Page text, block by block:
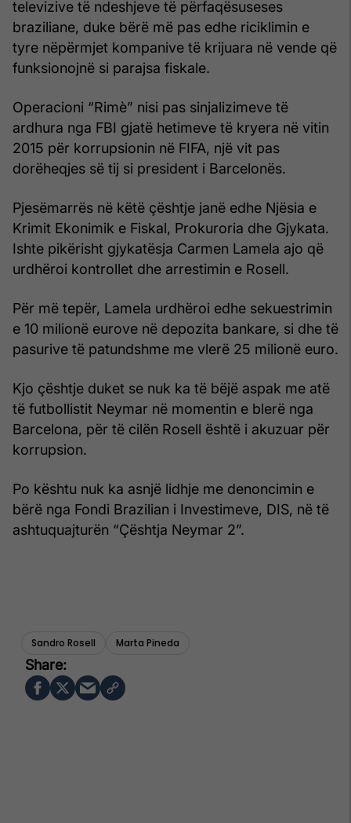
televizive të ndeshjeve të përfaqësuseses
braziliane, duke bërë më pas edhe riciklimin e
tyre nëpërmjet kompanive të krijuara në vende që
funksionojnë si parajsa fiskale.
Operacioni “Rimè” nisi pas sinjalizimeve të
ardhura nga FBI gjatë hetimeve të kryera në vitin
2015 për korrupsionin në FIFA, një vit pas
dorëheqjes së tij si president i Barcelonës.
Pjesëmarrës në këtë çështje janë edhe Njësia e
Krimit Ekonimik e Fiskal, Prokuroria dhe Gjykata.
Ishte pikërisht gjykatësja Carmen Lamela ajo që
urdhëroi kontrollet dhe arrestimin e Rosell.
Për më tepër, Lamela urdhëroi edhe sekuestrimin
e 10 milionë eurove në depozita bankare, si dhe të
pasurive të patundshme me vlerë 25 milionë euro.
Kjo çështje duket se nuk ka të bëjë aspak me atë
të futbollistit Neymar në momentin e blerë nga
Barcelona, për të cilën Rosell është i akuzuar për
korrupsion.
Po kështu nuk ka asnjë lidhje me denoncimin e
bërë nga Fondi Brazilian i Investimeve, DIS, në të
ashtuquajturën “Çështja Neymar 2”.
Sandro Rosell Marta Pineda